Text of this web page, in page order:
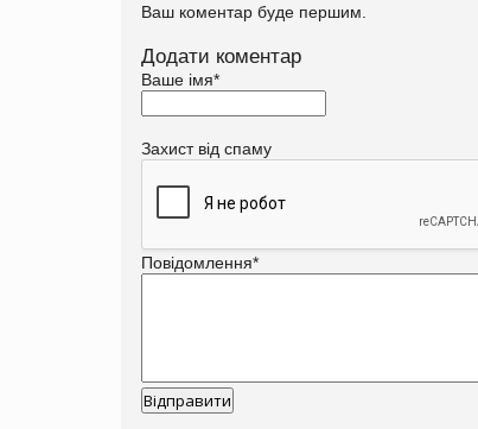
Ваш коментар буде першим.
Додати коментар
Ваше імя*
Захист від спаму
Повідомлення*